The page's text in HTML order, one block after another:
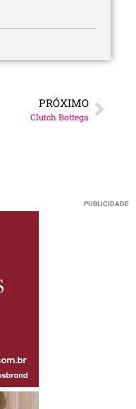
PRÓXIMO
Clutch Bottega
PUBLICIDADE